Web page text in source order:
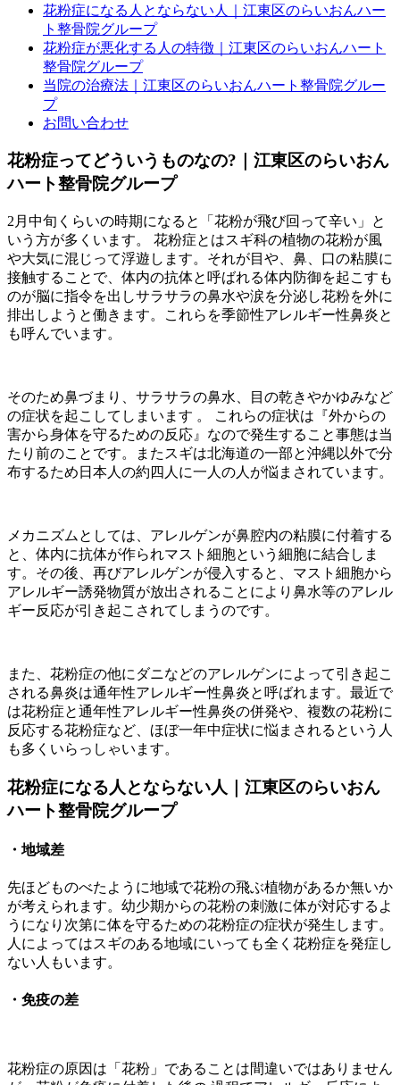
花粉症になる人とならない人｜江東区のらいおんハー
ト整骨院グループ
花粉症が悪化する人の特徴｜江東区のらいおんハート
整骨院グループ
当院の治療法｜江東区のらいおんハート整骨院グルー
プ
お問い合わせ
花粉症ってどういうものなの?｜江東区のらいおん
ハート整骨院グループ
2月中旬くらいの時期になると「花粉が飛び回って辛い」と
いう方が多くいます。 花粉症とはスギ科の植物の花粉が風
や大気に混じって浮遊します。それが目や、鼻、口の粘膜に
接触することで、体内の抗体と呼ばれる体内防御を起こすも
のが脳に指令を出しサラサラの鼻水や涙を分泌し花粉を外に
排出しようと働きます。これらを季節性アレルギー性鼻炎と
も呼んでいます。
そのため鼻づまり、サラサラの鼻水、目の乾きやかゆみなど
の症状を起こしてしまいます 。 これらの症状は『外からの
害から身体を守るための反応』なので発生すること事態は当
たり前のことです。またスギは北海道の一部と沖縄以外で分
布するため日本人の約四人に一人の人が悩まされています。
メカニズムとしては、アレルゲンが鼻腔内の粘膜に付着する
と、体内に抗体が作られマスト細胞という細胞に結合しま
す。その後、再びアレルゲンが侵入すると、マスト細胞から
アレルギー誘発物質が放出されることにより鼻水等のアレル
ギー反応が引き起こされてしまうのです。
また、花粉症の他にダニなどのアレルゲンによって引き起こ
される鼻炎は通年性アレルギー性鼻炎と呼ばれます。最近で
は花粉症と通年性アレルギー性鼻炎の併発や、複数の花粉に
反応する花粉症など、ほぼ一年中症状に悩まされるという人
も多くいらっしゃいます。
花粉症になる人とならない人｜江東区のらいおん
ハート整骨院グループ
・地域差
先ほどものべたように地域で花粉の飛ぶ植物があるか無いか
が考えられます。幼少期からの花粉の刺激に体が対応するよ
うになり次第に体を守るための花粉症の症状が発生します。
人によってはスギのある地域にいっても全く花粉症を発症し
ない人もいます。
・免疫の差
花粉症の原因は「花粉」であることは間違いではありません